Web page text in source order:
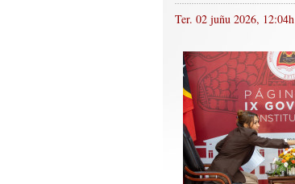
Ter. 02 juñu 2026, 12:04h